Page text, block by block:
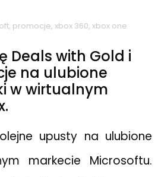
, promocje, xbox 360, xbox one
Deals with Gold i
na ulubione
w wirtualnym
upusty na ulubione
markecie Microsoftu.